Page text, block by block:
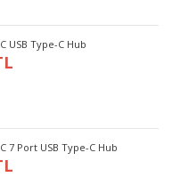
USB Type-C Hub
7 Port USB Type-C Hub